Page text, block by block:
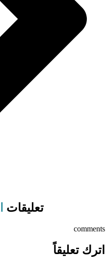
تعليقات
comments
اترك تعليقاً